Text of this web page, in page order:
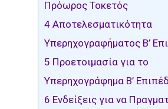
Πρόωρος Τοκετός
4 Αποτελεσματικότητα
Υπερηχογραφήματος Β’
5 Προετοιμασία για το
Υπερηχογράφημα Β’
6 Ενδείξεις για να